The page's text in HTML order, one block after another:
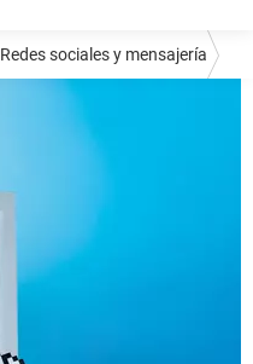
Redes sociales y mensajería